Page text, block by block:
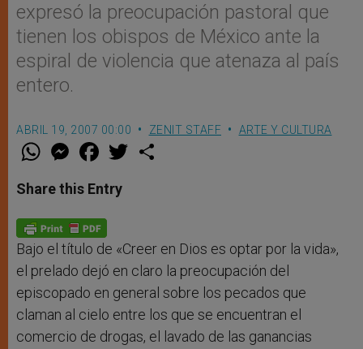
expresó la preocupación pastoral que
tienen los obispos de México ante la
espiral de violencia que atenaza al país
entero.
ABRIL 19, 2007 00:00 ZENIT STAFF ARTE Y CULTURA
W
t
s
p
p
M
e
s
e
g
e
r
F
a
e
b
o
k
w
Share this Entry
Bajo el título de «Creer en Dios es optar por la vida»,
el prelado dejó en claro la preocupación del
episcopado en general sobre los pecados que
claman al cielo entre los que se encuentran el
comercio de drogas, el lavado de las ganancias